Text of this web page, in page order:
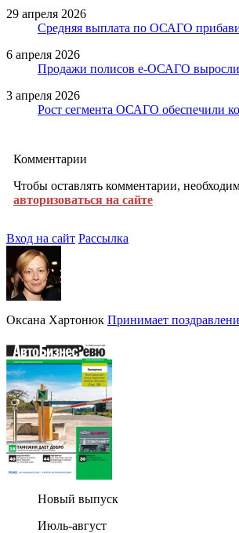
29 апреля 2026
Средняя выплата по ОСАГО
6 апреля 2026
Продажи полисов е-ОСАГО
3 апреля 2026
Рост сегмента ОСАГО обеспечили
Комментарии
Чтобы оставлять комментарии,
авторизоваться на сайте
Вход на сайт Рассылка
Оксана Хартонюк Принимает
Новый выпуск
Июль-август